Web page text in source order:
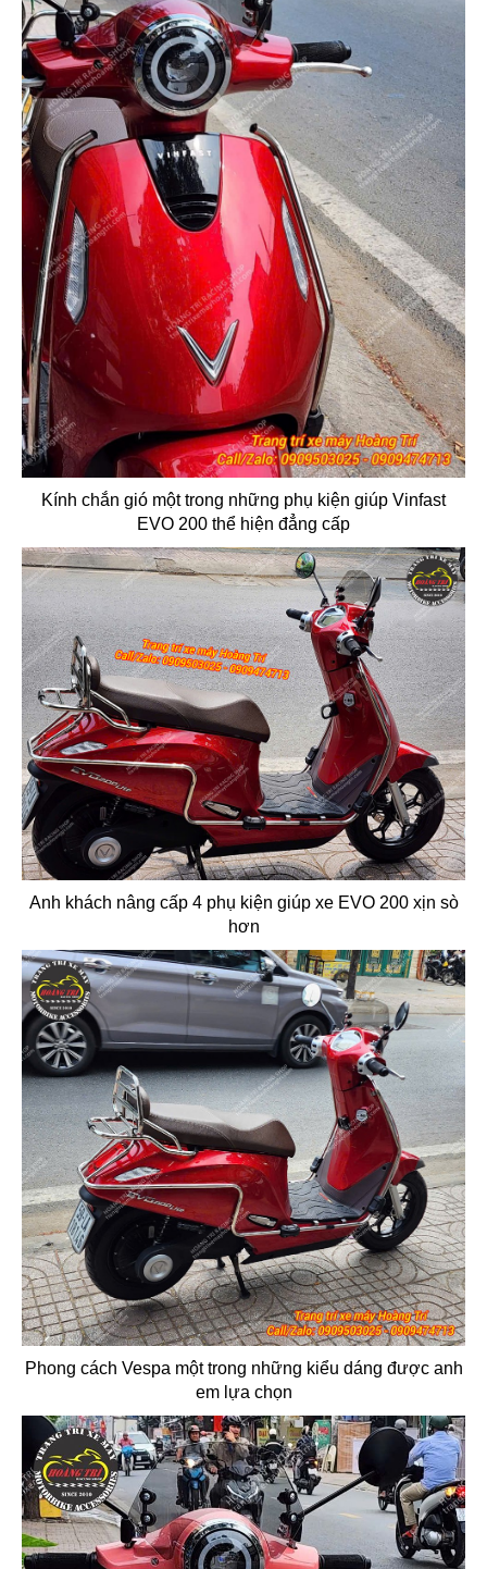
Kính chắn gió một trong những phụ kiện giúp Vinfast
EVO 200 thể hiện đẳng cấp
Anh khách nâng cấp 4 phụ kiện giúp xe EVO 200 xịn sò
hơn
Phong cách Vespa một trong những kiểu dáng được anh
em lựa chọn